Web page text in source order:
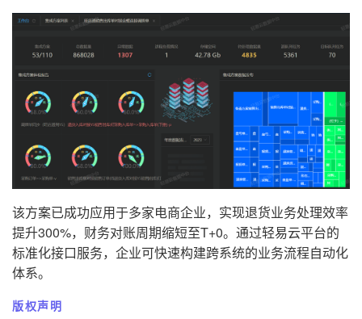
该方案已成功应用于多家电商企业，实现退货业务处理效率
提升300%，财务对账周期缩短至T+0。通过轻易云平台的
标准化接口服务，企业可快速构建跨系统的业务流程自动化
体系。
版权声明